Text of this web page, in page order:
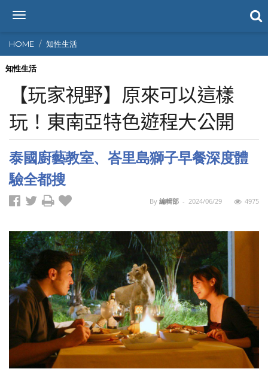
T
g
g
l
a
v
i
g
a
t
i
n
HOME 知性生活
知性生活
【玩家視野】原來可以這樣
玩！東南亞特色遊程大公開
泰國廚藝教室、峇里島獅子早餐深度體
驗全都搜
By 編輯部 - 2024/06/29 4975